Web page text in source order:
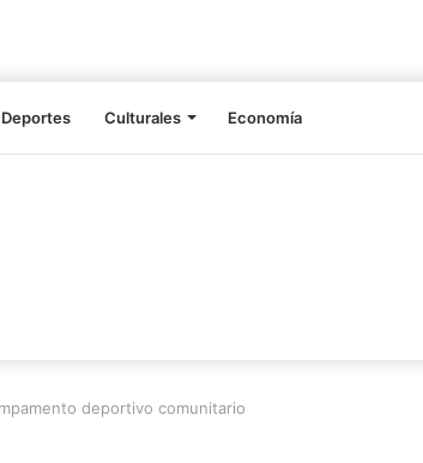
Deportes Culturales Economía
deportivo comunitario